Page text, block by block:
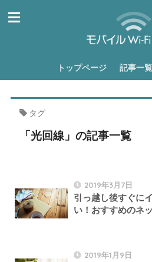
トップページ 記事一覧
タグ
「光回線」の記事一覧
2019年3月7日
引っ越し後すぐに
い！おすすめのネ
2019年1月9日